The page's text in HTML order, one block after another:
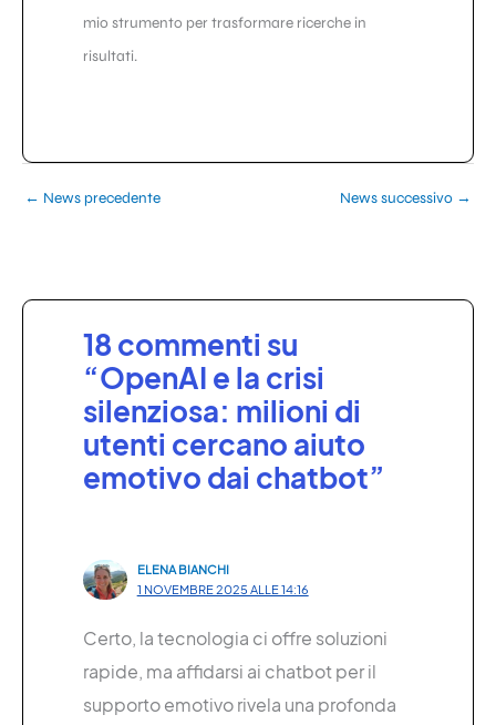
mio strumento per trasformare ricerche in
risultati.
← News precedente News successivo →
18 commenti su
“OpenAI e la crisi
silenziosa: milioni di
utenti cercano aiuto
emotivo dai chatbot”
ELENA BIANCHI
1 NOVEMBRE 2025 ALLE 14:16
Certo, la tecnologia ci offre soluzioni
rapide, ma affidarsi ai chatbot per il
supporto emotivo rivela una profonda